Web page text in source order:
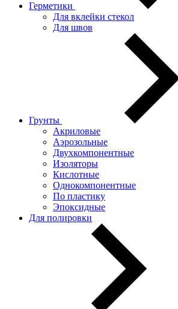
Герметики
Для вклейки стекол
Для швов
Грунты
Акриловые
Аэрозольные
Двухкомпонентные
Изоляторы
Кислотные
Однокомпонентные
По пластику
Эпоксидные
Для полировки